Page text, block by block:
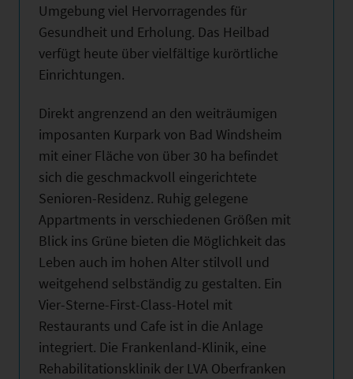
Umgebung viel Hervorragendes für
Gesundheit und Erholung. Das Heilbad
verfügt heute über vielfältige kurörtliche
Einrichtungen.
Direkt angrenzend an den weiträumigen
imposanten Kurpark von Bad Windsheim
mit einer Fläche von über 30 ha befindet
sich die geschmackvoll eingerichtete
Senioren-Residenz. Ruhig gelegene
Appartments in verschiedenen Größen mit
Blick ins Grüne bieten die Möglichkeit das
Leben auch im hohen Alter stilvoll und
weitgehend selbständig zu gestalten. Ein
Vier-Sterne-First-Class-Hotel mit
Restaurants und Cafe ist in die Anlage
integriert. Die Frankenland-Klinik, eine
Rehabilitationsklinik der LVA Oberfranken